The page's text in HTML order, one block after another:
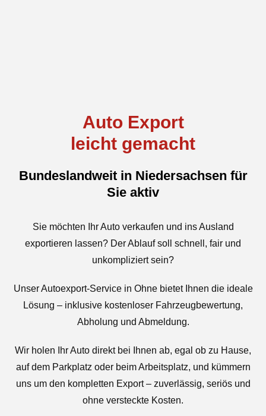
Auto Export
leicht gemacht
Bundeslandweit in Niedersachsen für
Sie aktiv
Sie möchten Ihr Auto verkaufen und ins Ausland
exportieren lassen? Der Ablauf soll schnell, fair und
unkompliziert sein?
Unser Autoexport-Service in Ohne bietet Ihnen die ideale
Lösung – inklusive kostenloser Fahrzeugbewertung,
Abholung und Abmeldung.
Wir holen Ihr Auto direkt bei Ihnen ab, egal ob zu Hause,
auf dem Parkplatz oder beim Arbeitsplatz, und kümmern
uns um den kompletten Export – zuverlässig, seriös und
ohne versteckte Kosten.